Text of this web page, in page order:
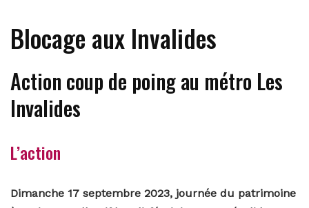
Blocage aux Invalides
Action coup de poing au métro Les
Invalides
L’action
Dimanche 17 septembre 2023, journée du patrimoine